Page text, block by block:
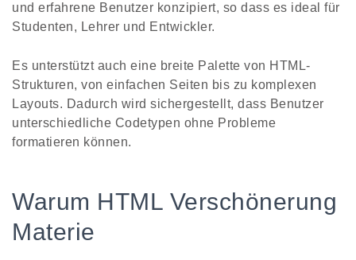
und erfahrene Benutzer konzipiert, so dass es ideal für
Studenten, Lehrer und Entwickler.
Es unterstützt auch eine breite Palette von HTML-
Strukturen, von einfachen Seiten bis zu komplexen
Layouts. Dadurch wird sichergestellt, dass Benutzer
unterschiedliche Codetypen ohne Probleme
formatieren können.
Warum HTML Verschönerung
Materie